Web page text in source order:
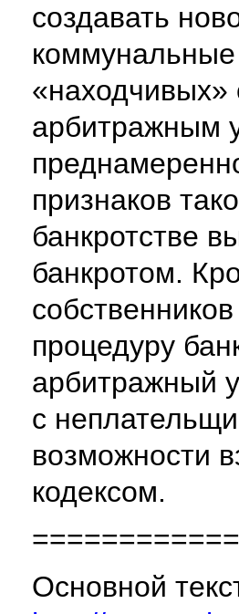
создавать
коммунальные
арбитражным
признаков
банкротстве
банкротом.
процедуру
арбитражный
с
возможности
кодексом.
Основной